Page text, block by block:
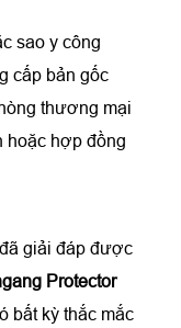
sao y công
cấp bản gốc
thương mại
hoặc hợp đồng
đã giải đáp được
Protector
bất kỳ thắc mắc